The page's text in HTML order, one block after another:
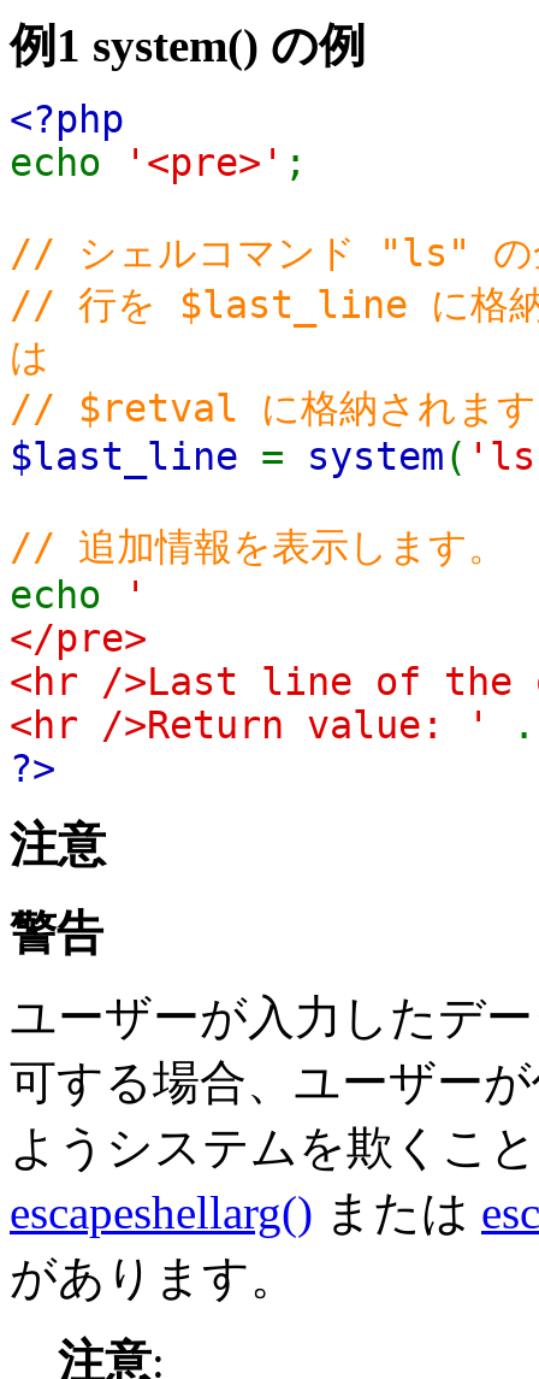
例1 system() の例
<?php
echo
'<pre>' ;
// シェルコマンド "ls" の全
// 行を $last_line に格納
は
// $retval に格納されます
$last_line = system(
// 追加情報を表示します。
echo
'
</pre>
<hr />Last line of
<hr />Return value: '
?>
注意
警告
ユーザーが入力したデ
可する場合、ユーザー
ようシステムを欺くこ
escapeshellarg() または
があります。
注意: